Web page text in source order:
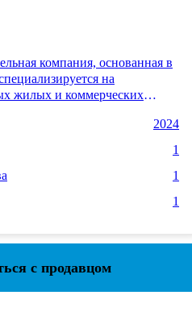
компания, основанная в
на
жилых и коммерческих
ведёт строительство ещё
Imorat Inshoot делает
и соблюдении сроков
2024
1
1
1
с продавцом